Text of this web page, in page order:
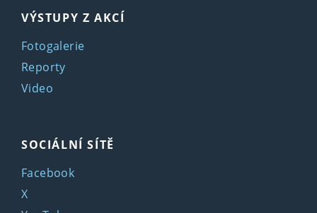
VÝSTUPY Z AKCÍ
Fotogalerie
Reporty
Video
SOCIÁLNÍ SÍTĚ
Facebook
X